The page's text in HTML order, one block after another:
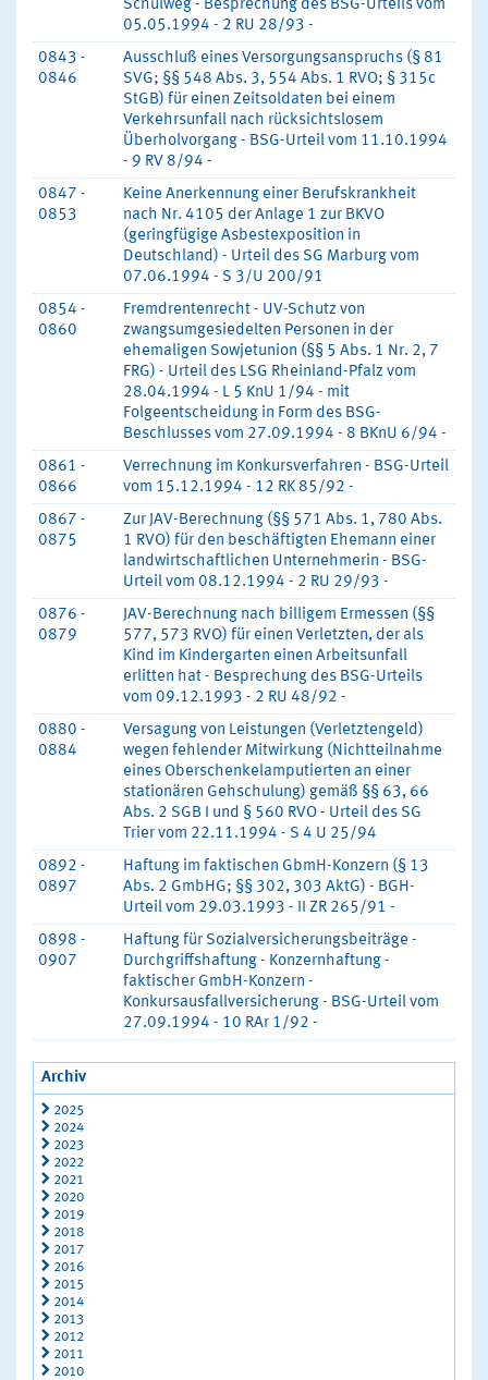
Schulweg - Besprechung des BSG-Urteils vom
05.05.1994 - 2 RU 28/93 -
0843 -
0846
Ausschluß eines Versorgungsanspruchs (§ 81
SVG; §§ 548 Abs. 3, 554 Abs. 1 RVO; § 315c
StGB) für einen Zeitsoldaten bei einem
Verkehrsunfall nach rücksichtslosem
Überholvorgang - BSG-Urteil vom 11.10.1994
- 9 RV 8/94 -
0847 -
0853
Keine Anerkennung einer Berufskrankheit
nach Nr. 4105 der Anlage 1 zur BKVO
(geringfügige Asbestexposition in
Deutschland) - Urteil des SG Marburg vom
07.06.1994 - S 3/U 200/91
0854 -
0860
Fremdrentenrecht - UV-Schutz von
zwangsumgesiedelten Personen in der
ehemaligen Sowjetunion (§§ 5 Abs. 1 Nr. 2, 7
FRG) - Urteil des LSG Rheinland-Pfalz vom
28.04.1994 - L 5 KnU 1/94 - mit
Folgeentscheidung in Form des BSG-
Beschlusses vom 27.09.1994 - 8 BKnU 6/94 -
0861 -
0866
Verrechnung im Konkursverfahren - BSG-Urteil
vom 15.12.1994 - 12 RK 85/92 -
0867 -
0875
Zur JAV-Berechnung (§§ 571 Abs. 1, 780 Abs.
1 RVO) für den beschäftigten Ehemann einer
landwirtschaftlichen Unternehmerin - BSG-
Urteil vom 08.12.1994 - 2 RU 29/93 -
0876 -
0879
JAV-Berechnung nach billigem Ermessen (§§
577, 573 RVO) für einen Verletzten, der als
Kind im Kindergarten einen Arbeitsunfall
erlitten hat - Besprechung des BSG-Urteils
vom 09.12.1993 - 2 RU 48/92 -
0880 -
0884
Versagung von Leistungen (Verletztengeld)
wegen fehlender Mitwirkung (Nichtteilnahme
eines Oberschenkelamputierten an einer
stationären Gehschulung) gemäß §§ 63, 66
Abs. 2 SGB I und § 560 RVO - Urteil des SG
Trier vom 22.11.1994 - S 4 U 25/94
0892 -
0897
Haftung im faktischen GbmH-Konzern (§ 13
Abs. 2 GmbHG; §§ 302, 303 AktG) - BGH-
Urteil vom 29.03.1993 - II ZR 265/91 -
0898 -
0907
Haftung für Sozialversicherungsbeiträge -
Durchgriffshaftung - Konzernhaftung -
faktischer GmbH-Konzern -
Konkursausfallversicherung - BSG-Urteil vom
27.09.1994 - 10 RAr 1/92 -
Archiv
2025
2024
2023
2022
2021
2020
2019
2018
2017
2016
2015
2014
2013
2012
2011
2010